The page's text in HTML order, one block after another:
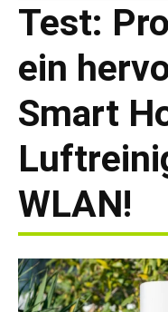
Test:
ein
Smart
WLAN!